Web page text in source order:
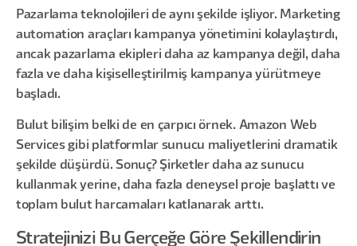
Pazarlama teknolojileri de aynı şekilde işliyor. Marketing
automation araçları kampanya yönetimini kolaylaştırdı,
ancak pazarlama ekipleri daha az kampanya değil, daha
fazla ve daha kişiselleştirilmiş kampanya yürütmeye
başladı.
Bulut bilişim belki de en çarpıcı örnek. Amazon Web
Services gibi platformlar sunucu maliyetlerini dramatik
şekilde düşürdü. Sonuç? Şirketler daha az sunucu
kullanmak yerine, daha fazla deneysel proje başlattı ve
toplam bulut harcamaları katlanarak arttı.
Stratejinizi Bu Gerçeğe Göre Şekillendirin